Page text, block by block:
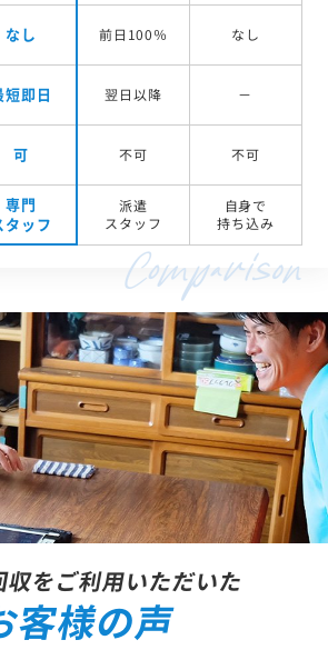
なし 前日100％ なし
短即日 翌日以降 －
可 不可 不可
専門
タッフ
派遣
スタッフ
自身で
持ち込み
収をご利用いただいた
客様の声